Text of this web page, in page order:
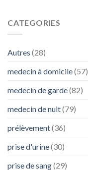
à
CATEGORIES
Autres (28)
medecin à domicile(57)
medecin de garde(82)
medecin de nuit(79)
prélèvement(36)
prise d'urine(30)
prise de sang(29)